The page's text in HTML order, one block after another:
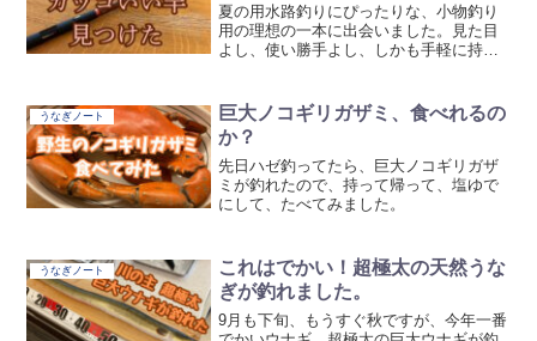
夏の用水路釣りにぴったりな、小物釣り
用の理想の一本に出会いました。見た目
よし、使い勝手よし、しかも手軽に持ち
うなぎノート
巨大ノコギリガザミ、食べれるの
か？
先日ハゼ釣ってたら、巨大ノコギリガザ
ミが釣れたので、持って帰って、塩ゆで
にして、たべてみました。
うなぎノート
これはでかい！超極太の天然うな
ぎが釣れました。
9月も下旬、もうすぐ秋ですが、今年一番